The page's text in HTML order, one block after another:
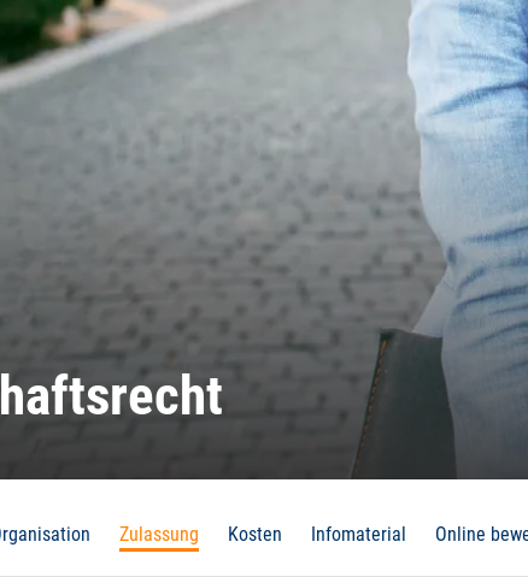
Zulassung Kosten Infomaterial Online